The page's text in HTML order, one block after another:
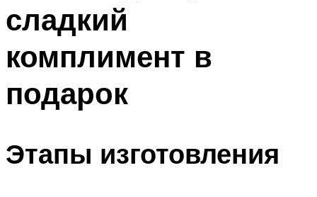
сладкий
комплимент в
подарок
Этапы изготовления